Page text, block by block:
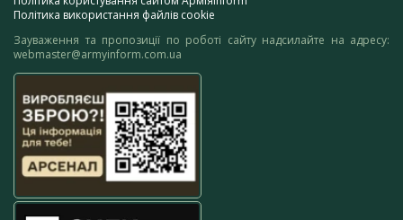
Політика використання файлів cookie
Зауваження та пропозиції по роботі сайту надсилайте на адресу:
webmaster@armyinform.com.ua